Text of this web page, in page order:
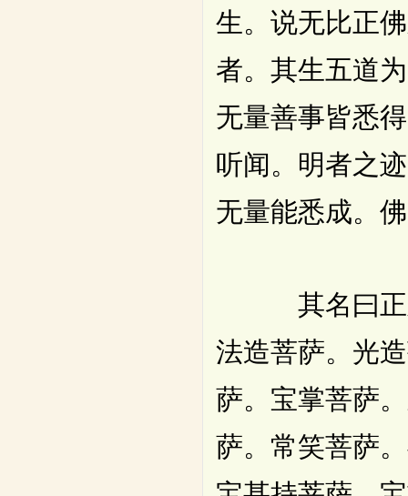
生。说无比正
者。其生五道
无量善事皆悉
听闻。明者之
无量能悉成。
其名曰正观
法造菩萨。光
萨。宝掌菩萨
萨。常笑菩萨